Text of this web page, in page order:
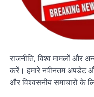
राजनीति, विश्व मामलों और
करें। हमारे नवीनतम अपडेट
और विश्वसनीय समाचारों के